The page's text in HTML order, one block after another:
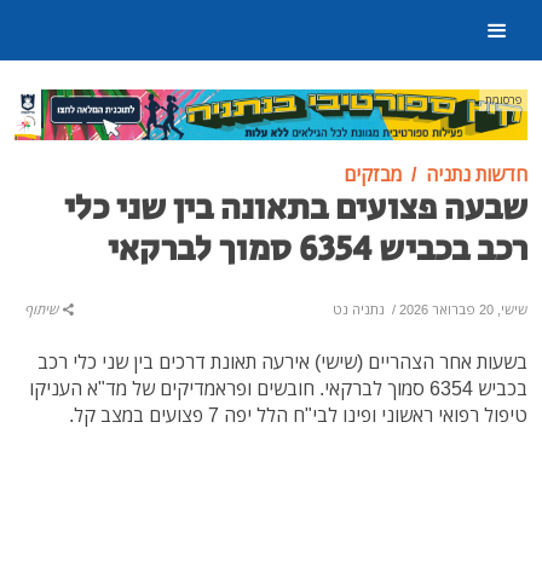
פרסומת
חדשות נתניה מבזקים
שבעה פצועים בתאונה בין שני כלי
רכב בכביש 6354 סמוך לברקאי
שישי, 20 פברואר 2026 / נתניה נט שיתוף
בשעות אחר הצהריים (שישי) אירעה תאונת דרכים בין שני כלי רכב
בכביש 6354 סמוך לברקאי. חובשים ופראמדיקים של מד"א העניקו
טיפול רפואי ראשוני ופינו לבי"ח הלל יפה 7 פצועים במצב קל.